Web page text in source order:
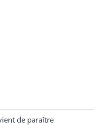
de paraître